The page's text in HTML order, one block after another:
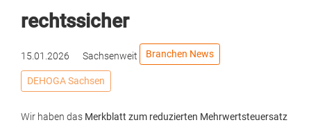
rechtssicher
15.01.2026 Sachsenweit Branchen News
DEHOGA Sachsen
Wir haben das Merkblatt zum reduzierten Mehrwertsteuersatz